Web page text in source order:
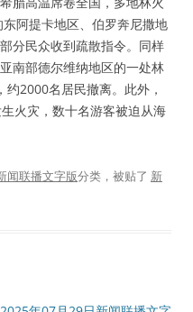
阿提卡地区、伯罗奔尼撒地
分民众收到疏散指令。同样
南部德尔维纳地区的一处林
2000名居民撤离。此外，
火灾，数十名游客被迫从海
闻联播文字版分类，被贴了 新